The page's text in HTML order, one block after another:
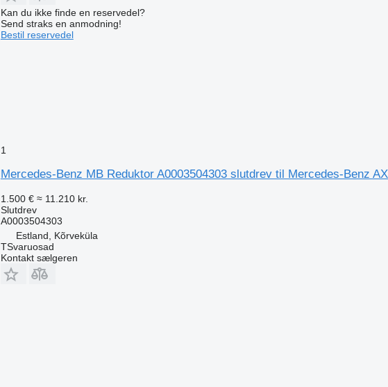
Kan du ikke finde en reservedel?
Send straks en anmodning!
Bestil reservedel
1
Mercedes-Benz MB Reduktor A0003504303 slutdrev til Mercedes-Benz
1.500 € ≈ 11.210 kr.
Slutdrev
A0003504303
Estland, Kõrveküla
TSvaruosad
Kontakt sælgeren